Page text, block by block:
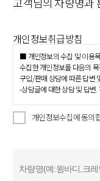
개인정보취급방침
■ 개인정보의 수집 및 이용
수집한 개인정보를 다음의
구입/판매 상담에 따른 답변
-상담글에 대한 상담 및 답변.
■ 수집하는 개인정보 항목
상담, 신청, 제안 등을 위해
■ 개인정보의 보유 및 이용
원칙적으로, 개인정보 수집
개인정보수집에 동의